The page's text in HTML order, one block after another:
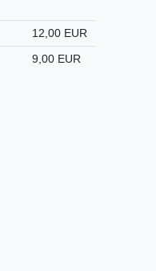
12,00 EUR
9,00 EUR